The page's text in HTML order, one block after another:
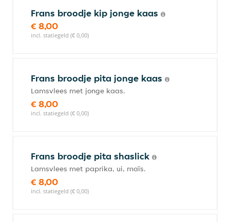
Frans broodje kip jonge kaas
€ 8,00
incl. statiegeld (€ 0,00)
Frans broodje pita jonge kaas
Lamsvlees met jonge kaas.
€ 8,00
incl. statiegeld (€ 0,00)
Frans broodje pita shaslick
Lamsvlees met paprika, ui, maïs.
€ 8,00
incl. statiegeld (€ 0,00)